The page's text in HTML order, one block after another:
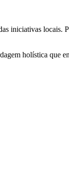
iniciativas locais.
holística que